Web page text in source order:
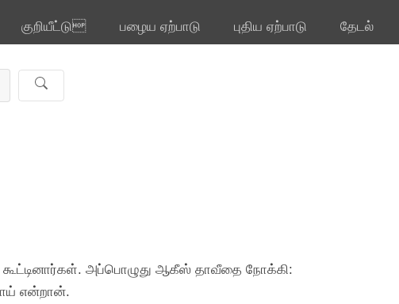
குறியீட்டு பழைய ஏற்பாடு புதிய ஏற்பாடு தேடல்
அப்பொழுது ஆகீஸ் தாவீதை நோக்கி:
என்றான்.